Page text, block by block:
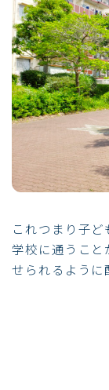
これつまり子ど
学校に通うこと
せられるように